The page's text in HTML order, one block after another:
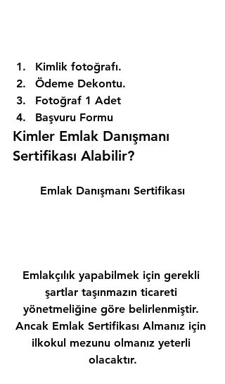
Kimlik fotoğrafı.
Ödeme Dekontu.
Fotoğraf 1 Adet
Başvuru Formu
Kimler Emlak Danışmanı
Sertifikası Alabilir?
Emlak Danışmanı Sertifikası
Emlakçılık yapabilmek için gerekli
şartlar taşınmazın ticareti
yönetmeliğine göre belirlenmiştir.
Ancak Emlak Sertifikası Almanız için
ilkokul mezunu olmanız yeterli
olacaktır.